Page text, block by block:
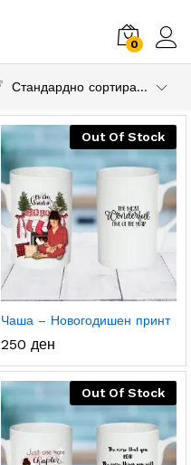
0
Стандардно сортирање
Out Of Stock
Чаша – Новогодишен принт
250 ден
Out Of Stock